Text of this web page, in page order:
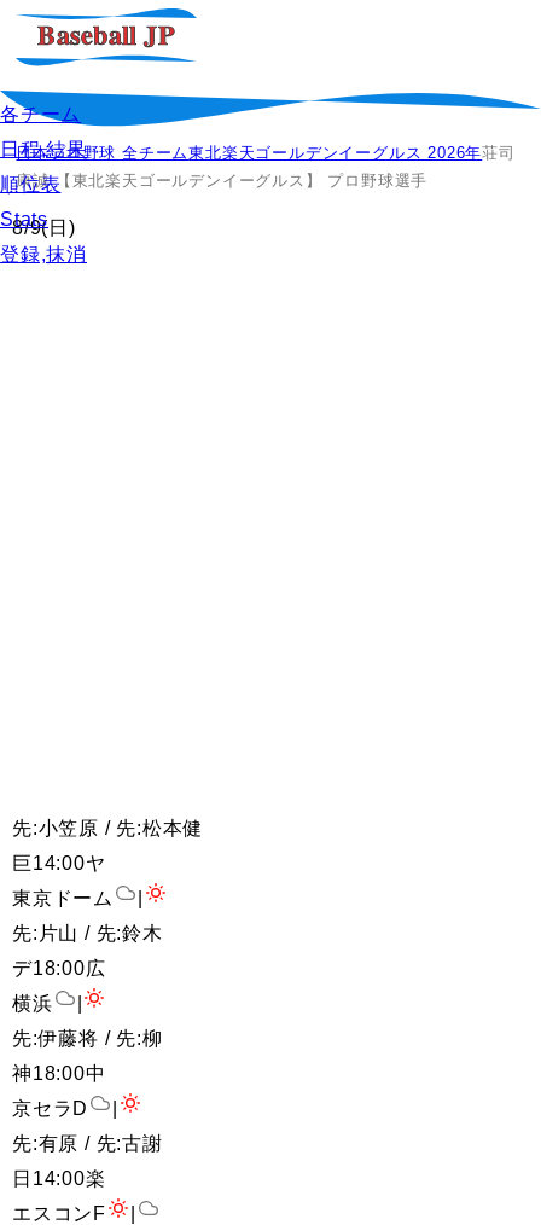
各チーム
日程,結果
順位表
Stats
登録,抹消
日本プロ野球 全チーム東北楽天ゴールデンイーグルス 2026年荘司
康誠 【東北楽天ゴールデンイーグルス】 プロ野球選手
8/9(日)
先:小笠原 / 先:松本健
巨14:00ヤ
東京ドーム
先:片山 / 先:鈴木
デ18:00広
横浜
先:伊藤将 / 先:柳
神18:00中
京セラD
先:有原 / 先:古謝
日 14:00楽
エスコンF